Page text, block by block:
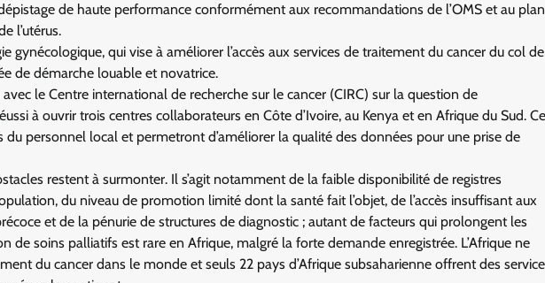
de haute performance conformément aux recommandations de l’OMS et au plan
l’utérus.
gynécologique, qui vise à améliorer l’accès aux services de traitement du cancer du col de
de démarche louable et novatrice.
le Centre international de recherche sur le cancer (CIRC) sur la question de
à ouvrir trois centres collaborateurs en Côte d’Ivoire, au Kenya et en Afrique du Sud.
personnel local et permetront d’améliorer la qualité des données pour une prise de
restent à surmonter. Il s’agit notamment de la faible disponibilité de registres
du niveau de promotion limité dont la santé fait l’objet, de l’accès insuffisant aux
et de la pénurie de structures de diagnostic ; autant de facteurs qui prolongent les
de soins palliatifs est rare en Afrique, malgré la forte demande enregistrée. L’Afrique ne
du cancer dans le monde et seuls 22 pays d’Afrique subsaharienne offrent des